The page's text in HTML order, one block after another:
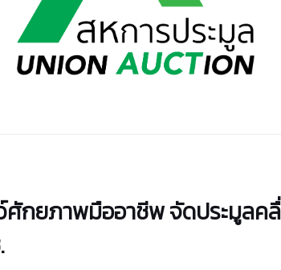
ศักยภาพมืออาชีพ จัดประมูลค